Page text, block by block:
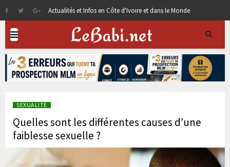
Actualités et Infos en Côte d'Ivoire et dans le Monde
SEXUALITE
Quelles sont les différentes causes d’une
faiblesse sexuelle ?